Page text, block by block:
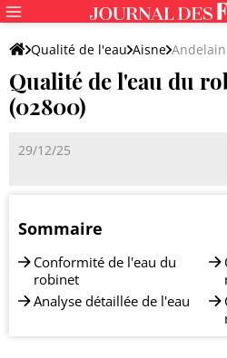
Qualité de l'eau Aisne Andelain
Qualité de l'eau du
(02800)
29/12/25
Sommaire
Conformité de l'eau du
robinet
Analyse détaillée de l'eau